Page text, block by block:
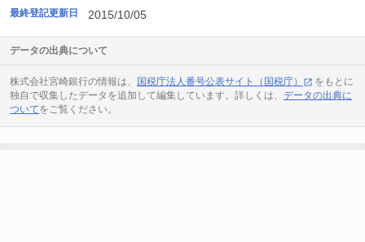
最終登記更新日 2015/10/05
データの出典について
株式会社宮崎銀行の情報は、 国税庁法人番号公表サイト（国税庁）
をもとに
独自で収集したデータを追加して編集しています。詳しくは、 データの出典に
ついてをご覧ください。